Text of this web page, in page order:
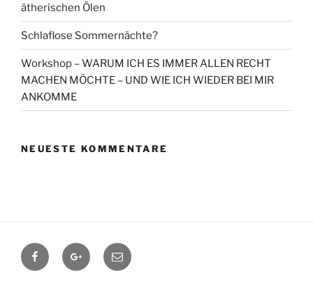
ätherischen Ölen
Schlaflose Sommernächte?
Workshop – WARUM ICH ES IMMER ALLEN RECHT
MACHEN MÖCHTE – UND WIE ICH WIEDER BEI MIR
ANKOMME
NEUESTE KOMMENTARE
FacebookGoogle+Contact
me